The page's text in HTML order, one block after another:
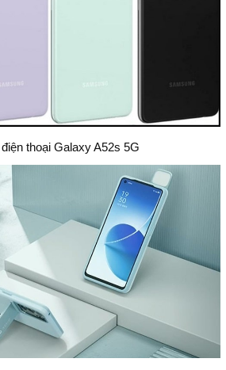
thoại Galaxy A52s 5G